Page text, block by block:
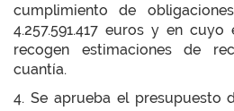
cumplimiento de
4.257.591.417 euros y en
recogen estimaciones de
cuantía.
4. Se aprueba el presupuesto